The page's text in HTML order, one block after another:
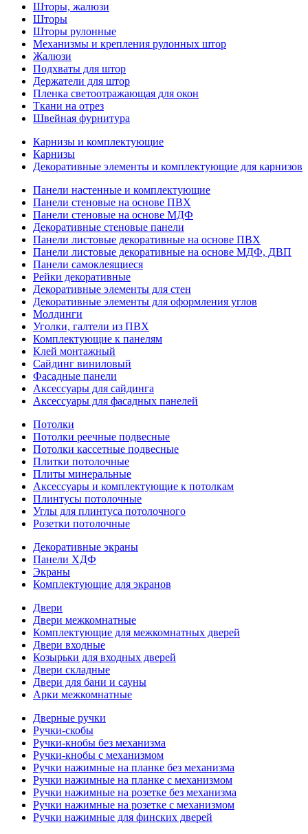
Шторы, жалюзи
Шторы
Шторы рулонные
Механизмы и крепления рулонных штор
Жалюзи
Подхваты для штор
Держатели для штор
Пленка светоотражающая для окон
Ткани на отрез
Швейная фурнитура
Карнизы и комплектующие
Карнизы
Декоративные элементы и комплектующие для карнизов
Панели настенные и комплектующие
Панели стеновые на основе ПВХ
Панели стеновые на основе МДФ
Декоративные стеновые панели
Панели листовые декоративные на основе ПВХ
Панели листовые декоративные на основе МДФ, ДВП
Панели самоклеящиеся
Рейки декоративные
Декоративные элементы для стен
Декоративные элементы для оформления углов
Молдинги
Уголки, галтели из ПВХ
Комплектующие к панелям
Клей монтажный
Сайдинг виниловый
Фасадные панели
Аксессуары для сайдинга
Аксессуары для фасадных панелей
Потолки
Потолки реечные подвесные
Потолки кассетные подвесные
Плитки потолочные
Плиты минеральные
Аксессуары и комплектующие к потолкам
Плинтусы потолочные
Углы для плинтуса потолочного
Розетки потолочные
Декоративные экраны
Панели ХДФ
Экраны
Комплектующие для экранов
Двери
Двери межкомнатные
Комплектующие для межкомнатных дверей
Двери входные
Козырьки для входных дверей
Двери складные
Двери для бани и сауны
Арки межкомнатные
Дверные ручки
Ручки-скобы
Ручки-кнобы без механизма
Ручки-кнобы с механизмом
Ручки нажимные на планке без механизма
Ручки нажимные на планке с механизмом
Ручки нажимные на розетке без механизма
Ручки нажимные на розетке с механизмом
Ручки нажимные для финских дверей